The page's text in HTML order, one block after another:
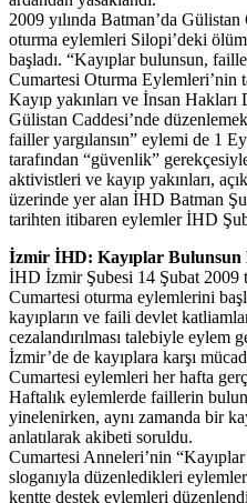
2009 yılında Batman’da
oturma eylemleri Silopi’deki ölüm
başladı. “Kayıplar bulunsun,
Cumartesi Oturma Eylemleri’nin
Kayıp yakınları ve İnsan
Gülistan Caddesi’nde
failler yargılansın” eylemi de 1
tarafından “güvenlik”
aktivistleri ve kayıp yakınları,
üzerinde yer alan İHD Batman
tarihten itibaren eylemler İHD
İzmir İHD: Kayıplar Bulunsun
İHD İzmir Şubesi 14 Şubat 2009
Cumartesi oturma eylemlerini
kayıpların ve faili devlet
cezalandırılması talebiyle eylem
İzmir’de de kayıplara karşı
Cumartesi eylemleri her hafta
Haftalık eylemlerde faillerin
yinelenirken, aynı zamanda bir
anlatılarak akibeti soruldu.
Cumartesi Anneleri’nin
sloganıyla düzenledikleri
kentte destek eylemleri